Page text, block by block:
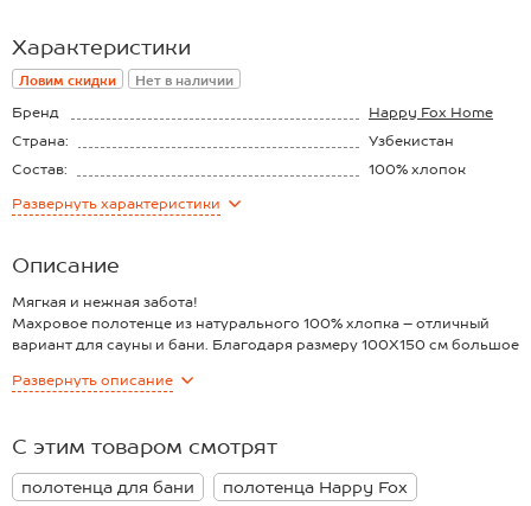
Характеристики
Ловим скидки Нет в наличии
Бренд
Happy Fox Home
Страна:
Узбекистан
Состав:
100% хлопок
Материал:
Развернуть характеристики
Описание
Мягкая и нежная забота!
Махровое полотенце из натурального 100% хлопка – отличный
вариант для сауны и бани. Благодаря размеру 100X150 см большое
Однотонное полотенце представлено в насыщенном цвете
взрослых и для детей. Пышный ворс идеально впитывает влагу и
дарит теплые эмоции. Хлопковое полотенце очень прочное и не
боится частых стирок.
Развернуть описание
С этим товаром смотрят
полотенца для бани
полотенца Happy Fox